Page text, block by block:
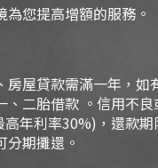
您提高增額的服務。
房屋貸款需滿一年，如
二胎借款 。信用不
年利率30%)，還款
期攤還。